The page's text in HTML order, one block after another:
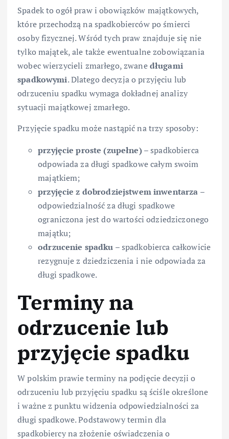
Spadek to ogół praw i obowiązków majątkowych,
które przechodzą na spadkobierców po śmierci
osoby fizycznej. Wśród tych praw znajduje się nie
tylko majątek, ale także ewentualne zobowiązania
wobec wierzycieli zmarłego, zwanedługami
spadkowymi. Dlatego decyzja o przyjęciu lub
odrzuceniu spadku wymaga dokładnej analizy
sytuacji majątkowej zmarłego.
Przyjęcie spadku może nastąpić na trzy sposoby:
przyjęcie proste (zupełne)– spadkobierca
odpowiada za długi spadkowe całym swoim
majątkiem;
przyjęcie z dobrodziejstwem inwentarza –
odpowiedzialność za długi spadkowe
ograniczona jest do wartości odziedziczonego
majątku;
odrzucenie spadku – spadkobierca całkowicie
rezygnuje z dziedziczenia i nie odpowiada za
długi spadkowe.
Terminy na
odrzucenie lub
przyjęcie spadku
W polskim prawie terminy na podjęcie decyzji o
odrzuceniu lub przyjęciu spadku są ściśle określone
i ważne z punktu widzenia odpowiedzialności za
długi spadkowe. Podstawowy termin dla
spadkobiercy na złożenie oświadczenia o